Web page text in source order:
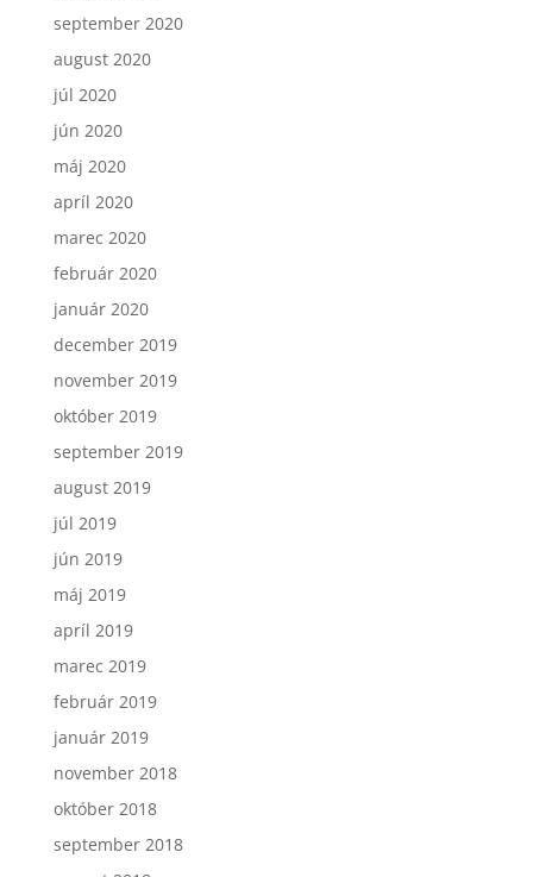
september 2020
august 2020
júl 2020
jún 2020
máj 2020
apríl 2020
marec 2020
február 2020
január 2020
december 2019
november 2019
október 2019
september 2019
august 2019
júl 2019
jún 2019
máj 2019
apríl 2019
marec 2019
február 2019
január 2019
november 2018
október 2018
september 2018